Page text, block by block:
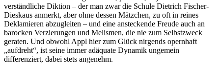
verständliche Diktion – der man zwar die Schule Dietrich Fischer-
Dieskaus anmerkt, aber ohne dessen Mätzchen, zu oft in reines
Deklamieren abzugleiten – und eine ansteckende Freude auch an
barocken Verzierungen und Melismen, die nie zum Selbstzweck
geraten. Und obwohl Appl hier zum Glück nirgends opernhaft
„aufdreht“, ist seine immer adäquate Dynamik ungemein
differenziert, dabei stets angenehm.